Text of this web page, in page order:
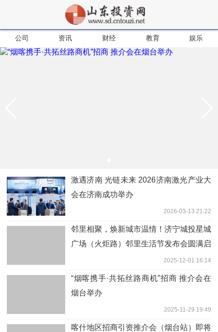
公司 资讯 财经 教育 娱乐
激遇济南 光链未来 2026济南激光产业大
会在济南成功举办
2026-03-13 21:22
邻里相聚，焕新城市温情！济宁城投星城
广场（火炬路）邻里生活节发布会圆满启
2025-12-01 16:14
“烟喀携手·共拓丝路商机”招商 推介会在
烟台举办
2025-11-29 19:49
喀什地区招商引资推介会（烟台站）即将